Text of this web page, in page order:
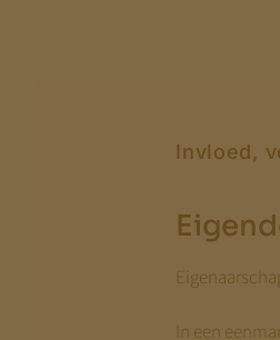
Invloed,
In een